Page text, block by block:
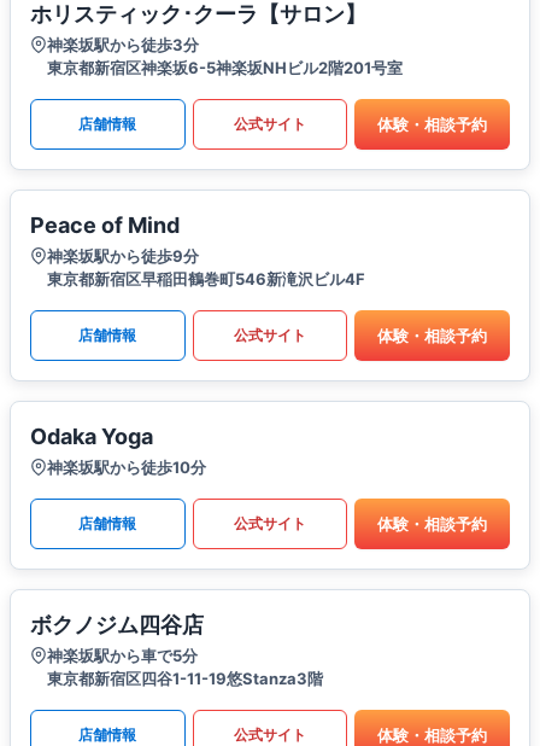
ホリスティック･クーラ【サロン】
神楽坂駅から徒歩3分
東京都新宿区神楽坂6-5神楽坂NHビル2階201号室
店舗情報 公式サイト 体験・相談予約
Peace of Mind
神楽坂駅から徒歩9分
東京都新宿区早稲田鶴巻町546新滝沢ビル4F
店舗情報 公式サイト 体験・相談予約
Odaka Yoga
神楽坂駅から徒歩10分
店舗情報 公式サイト 体験・相談予約
ボクノジム四谷店
神楽坂駅から車で5分
東京都新宿区四谷1-11-19悠Stanza3階
店舗情報 公式サイト 体験・相談予約